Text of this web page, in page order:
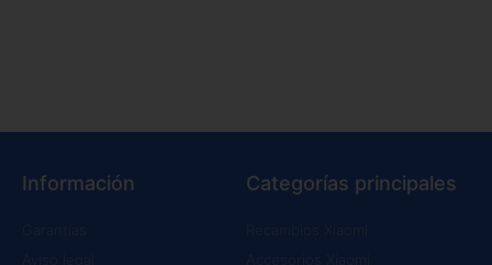
Información Categorías principales